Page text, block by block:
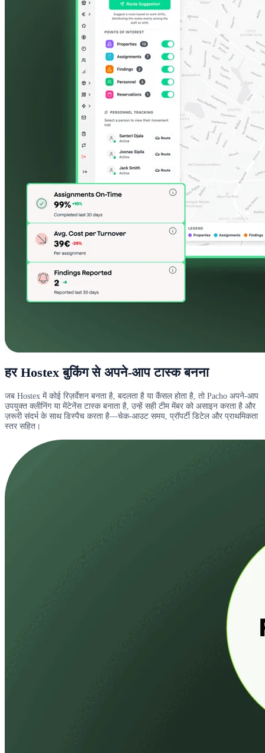
हर Hostex बुकिंग से अपने-आप टास्क बनना
जब Hostex में कोई रिज़र्वेशन बनता है, बदलता है या कैंसल होता है, तो Pacho अपने-आप
उपयुक्त क्लीनिंग या मेंटेनेंस टास्क बनाता है, उन्हें सही टीम मेंबर को असाइन करता है और
ज़रूरी संदर्भ के साथ डिस्पैच करता है—चेक-आउट समय, प्रॉपर्टी डिटेल और प्राथमिकता
स्तर सहित।